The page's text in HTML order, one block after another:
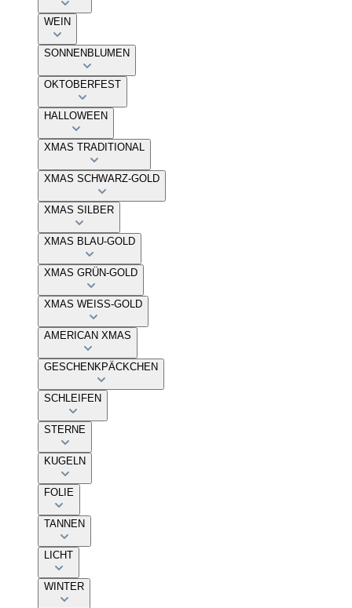
WEIN
SONNENBLUMEN
OKTOBERFEST
HALLOWEEN
XMAS TRADITIONAL
XMAS SCHWARZ-GOLD
XMAS SILBER
XMAS BLAU-GOLD
XMAS GRÜN-GOLD
XMAS WEISS-GOLD
AMERICAN XMAS
GESCHENKPÄCKCHEN
SCHLEIFEN
STERNE
KUGELN
FOLIE
TANNEN
LICHT
WINTER